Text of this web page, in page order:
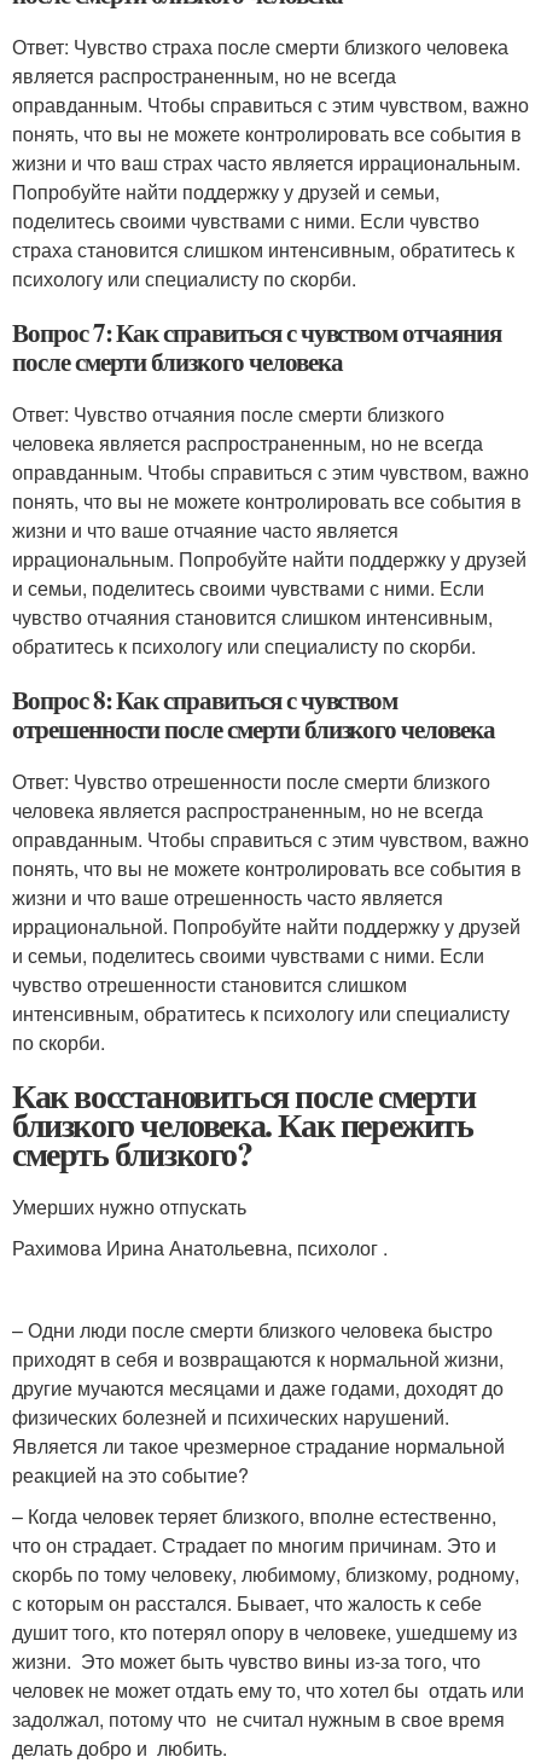
Ответ: Чувство страха после смерти близкого человека
является распространенным, но не всегда
оправданным. Чтобы справиться с этим чувством, важно
понять, что вы не можете контролировать все события в
жизни и что ваш страх часто является иррациональным.
Попробуйте найти поддержку у друзей и семьи,
поделитесь своими чувствами с ними. Если чувство
страха становится слишком интенсивным, обратитесь к
психологу или специалисту по скорби.
Вопрос 7: Как справиться с чувством отчаяния
после смерти близкого человека
Ответ: Чувство отчаяния после смерти близкого
человека является распространенным, но не всегда
оправданным. Чтобы справиться с этим чувством, важно
понять, что вы не можете контролировать все события в
жизни и что ваше отчаяние часто является
иррациональным. Попробуйте найти поддержку у друзей
и семьи, поделитесь своими чувствами с ними. Если
чувство отчаяния становится слишком интенсивным,
обратитесь к психологу или специалисту по скорби.
Вопрос 8: Как справиться с чувством
отрешенности после смерти близкого человека
Ответ: Чувство отрешенности после смерти близкого
человека является распространенным, но не всегда
оправданным. Чтобы справиться с этим чувством, важно
понять, что вы не можете контролировать все события в
жизни и что ваше отрешенность часто является
иррациональной. Попробуйте найти поддержку у друзей
и семьи, поделитесь своими чувствами с ними. Если
чувство отрешенности становится слишком
интенсивным, обратитесь к психологу или специалисту
по скорби.
Как восстановиться после смерти
близкого человека. Как пережить
смерть близкого?
Умерших нужно отпускать
Рахимова Ирина Анатольевна, психолог .
– Одни люди после смерти близкого человека быстро
приходят в себя и возвращаются к нормальной жизни,
другие мучаются месяцами и даже годами, доходят до
физических болезней и психических нарушений.
Является ли такое чрезмерное страдание нормальной
реакцией на это событие?
– Когда человек теряет близкого, вполне естественно,
что он страдает. Страдает по многим причинам. Это и
скорбь по тому человеку, любимому, близкому, родному,
с которым он расстался. Бывает, что жалость к себе
душит того, кто потерял опору в человеке, ушедшему из
жизни. Это может быть чувство вины из-за того, что
человек не может отдать ему то, что хотел бы отдать или
задолжал, потому что не считал нужным в свое время
делать добро и любить.